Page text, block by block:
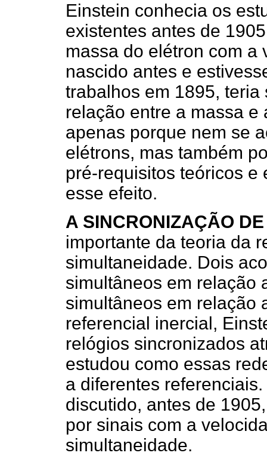
Einstein conhecia os
existentes antes de
massa do elétron com a
nascido antes e
trabalhos em 1895,
relação entre a massa
apenas porque nem se
elétrons, mas também
pré-requisitos teóricos e
esse efeito.
A SINCRONIZAÇÃO
importante da teoria da
simultaneidade. Dois
simultâneos em relação
simultâneos em relação
referencial inercial,
relógios sincronizados
estudou como essas
a diferentes
discutido, antes de
por sinais com a
simultaneidade.